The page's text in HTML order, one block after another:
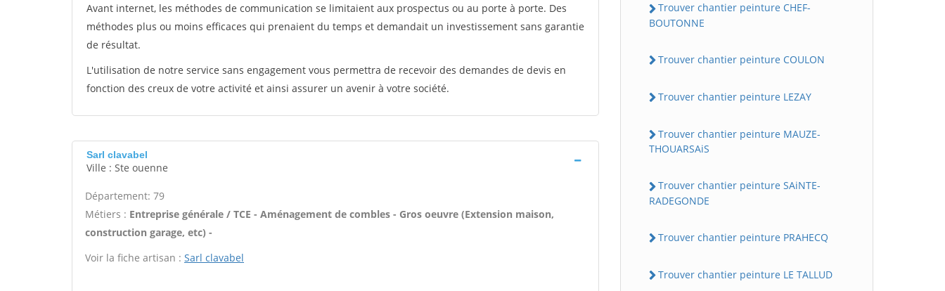
Avant internet, les méthodes de communication se limitaient aux prospectus ou au porte à porte. Des
méthodes plus ou moins efficaces qui prenaient du temps et demandait un investissement sans garantie
de résultat.
L'utilisation de notre service sans engagement vous permettra de recevoir des demandes de devis en
fonction des creux de votre activité et ainsi assurer un avenir à votre société.
Sarl clavabel
Ville : Ste ouenne
Département: 79
Métiers : Entreprise générale / TCE - Aménagement de combles - Gros oeuvre (Extension maison,
construction garage, etc) -
Voir la fiche artisan : Sarl clavabel
Trouver chantier peinture CHEF-
BOUTONNE
Trouver chantier peinture COULON
Trouver chantier peinture LEZAY
Trouver chantier peinture MAUZE-
THOUARSAiS
Trouver chantier peinture SAiNTE-
RADEGONDE
Trouver chantier peinture PRAHECQ
Trouver chantier peinture LE TALLUD